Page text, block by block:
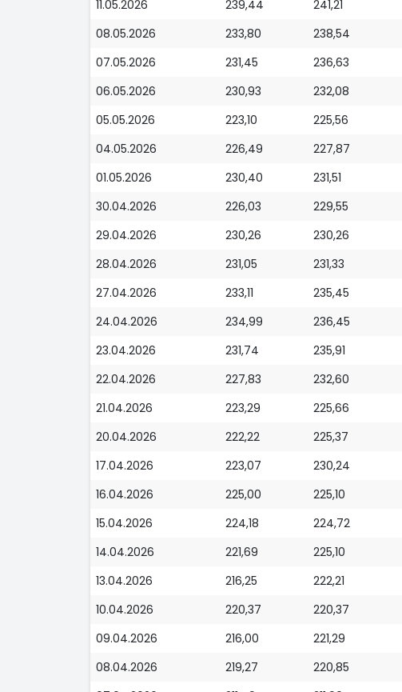
11.05.2026
239,44 241,21
08.05.2026
233,80 238,54
07.05.2026
231,45 236,63
06.05.2026
230,93 232,08
05.05.2026
223,10 225,56
04.05.2026
226,49 227,87
01.05.2026
230,40 231,51
30.04.2026
226,03 229,55
29.04.2026
230,26 230,26
28.04.2026
231,05 231,33
27.04.2026
233,11 235,45
24.04.2026
234,99 236,45
23.04.2026
231,74 235,91
22.04.2026
227,83 232,60
21.04.2026
223,29 225,66
20.04.2026
222,22 225,37
17.04.2026
223,07 230,24
16.04.2026
225,00 225,10
15.04.2026
224,18 224,72
14.04.2026
221,69 225,10
13.04.2026
216,25 222,21
10.04.2026
220,37 220,37
09.04.2026
216,00 221,29
08.04.2026
219,27 220,85